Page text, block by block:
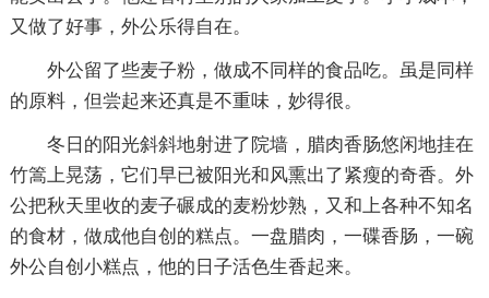
又做了好事，外公乐得自在。
外公留了些麦子粉，做成不同样的食品吃。虽是同样
的原料，但尝起来还真是不重味，妙得很。
冬日的阳光斜斜地射进了院墙，腊肉香肠悠闲地挂在
竹篙上晃荡，它们早已被阳光和风熏出了紧瘦的奇香。外
公把秋天里收的麦子碾成的麦粉炒熟，又和上各种不知名
的食材，做成他自创的糕点。一盘腊肉，一碟香肠，一碗
外公自创小糕点，他的日子活色生香起来。